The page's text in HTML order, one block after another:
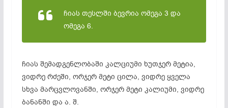
ჩიას თესლში ბევრია ომეგა 3 და
ომეგა 6.
ჩიას შემადგენლობაში კალციუმი ხუთჯერ მეტია,
ვიდრე რძეში, ორჯერ მეტი ცილა, ვიდრე ყველა
სხვა მარცვლოვანში, ორჯერ მეტი კალიუმი, ვიდრე
ბანანში და ა. შ.